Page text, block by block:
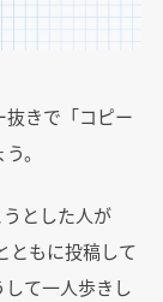
きで「コピー
。
とした人が
ともに投稿して
て一人歩きし